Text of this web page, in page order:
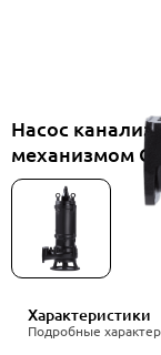
Насос
механизмом
Характеристики
Подробные